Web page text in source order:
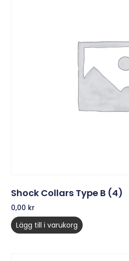
Shock Collars Type B (4)
0,00 kr
Lägg till i varukorg